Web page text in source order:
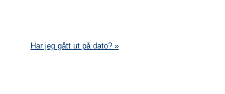
Har jeg gått ut på dato? »